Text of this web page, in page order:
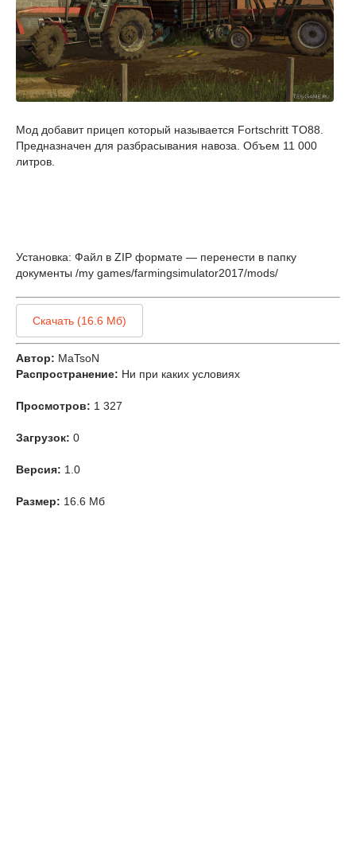
Мод добавит прицеп который называется Fortschritt TO88.
Предназначен для разбрасывания навоза. Объем 11 000
литров.
Установка: Файл в ZIP формате — перенести в папку
документы /my games/farmingsimulator2017/mods/
Скачать (16.6 Мб)
Автор: MaTsoN
Распространение: Ни при каких условиях
Просмотров: 1 327
Загрузок: 0
Версия: 1.0
Размер: 16.6 Мб